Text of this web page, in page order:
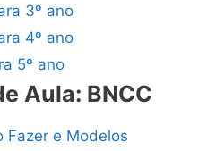
3º ano
4º ano
5º ano
Aula: BNCC
Fazer e Modelos